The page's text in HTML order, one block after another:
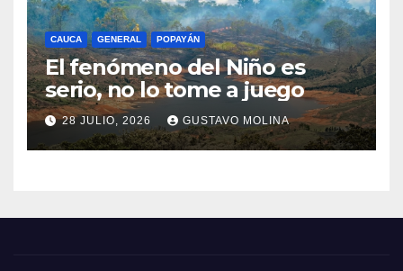
CAUCA GENERAL POPAYÁN
El fenómeno del Niño es
serio, no lo tome a juego
28 JULIO, 2026 GUSTAVO MOLINA